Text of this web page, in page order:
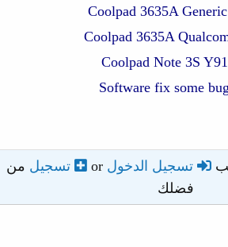
Coolpad 3635A
Coolpad 3635A
Coolpad Note 3S
تسجيل الدخول or تسجيل من
فضلك